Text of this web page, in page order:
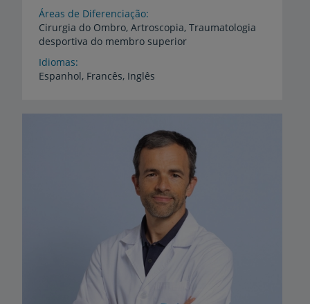
Áreas de Diferenciação
Cirurgia do Ombro, Artroscopia, Traumatologia
desportiva do membro superior
Idiomas
Espanhol, Francês, Inglês